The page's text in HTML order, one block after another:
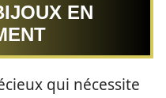
EN
qui nécessite